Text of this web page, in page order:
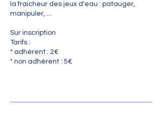
la fraicheur des jeux d'eau : patauger,
manipuler, ...
Sur inscription
Tarifs :
* adhérent : 2€
* non adhérent : 5€